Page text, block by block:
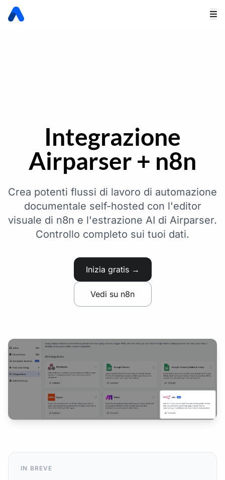
Integrazione
Airparser + n8n
Crea potenti flussi di lavoro di automazione
documentale self-hosted con l'editor
visuale di n8n e l'estrazione AI di Airparser.
Controllo completo sui tuoi dati.
Inizia gratis →
Vedi su n8n
IN BREVE